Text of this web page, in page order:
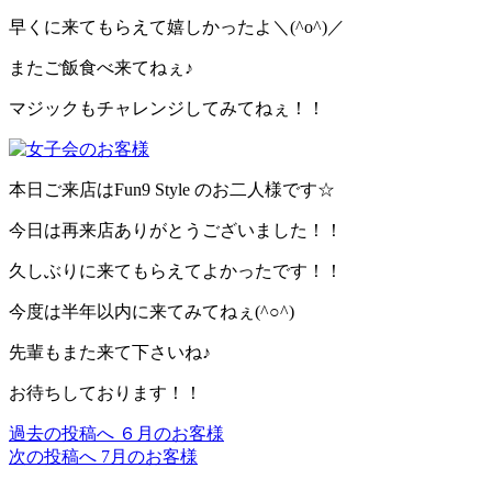
早くに来てもらえて嬉しかったよ＼(^o^)／
またご飯食べ来てねぇ♪
マジックもチャレンジしてみてねぇ！！
本日ご来店はFun9 Style のお二人様です☆
今日は再来店ありがとうございました！！
久しぶりに来てもらえてよかったです！！
今度は半年以内に来てみてねぇ(^○^)
先輩もまた来て下さいね♪
お待ちしております！！
投
稿
過去の投稿へ ６月のお客様
次の投稿へ 7月のお客様